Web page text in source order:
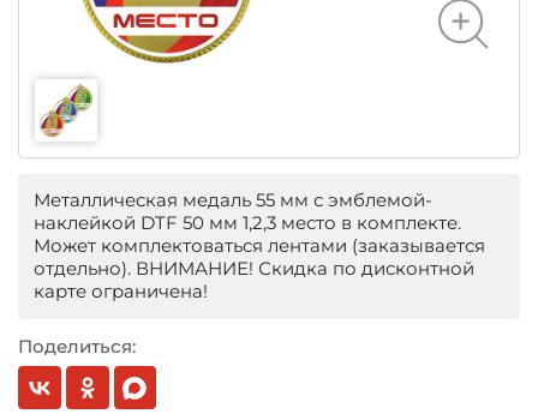
Металлическая медаль 55 мм с эмблемой-
наклейкой DTF 50 мм 1,2,3 место в комплекте.
Может комплектоваться лентами (заказывается
отдельно). ВНИМАНИЕ! Скидка по дисконтной
карте ограничена!
Поделиться: